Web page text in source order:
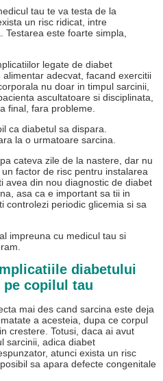
tau te va testa de la
un risc ridicat, intre
este foarte simpla,
legate de diabet
adecvat, facand exercitii
nu doar in timpul sarcinii,
ascultatoare si disciplinata,
final, fara probleme.
ca diabetul sa dispara.
la o urmatoare sarcina.
cateva zile de la nastere, dar nu
factor de risc pentru instalarea
avea din nou diagnostic de diabet
asa ca e important sa tii in
controlezi periodic glicemia si sa
impreuna cu medicul tau si
diabetului
copilul tau
mai des cand sarcina este deja
a acesteia, dupa ce corpul
crestere. Totusi, daca ai avut
sarcinii, adica diabet
atunci exista un risc
sa apara defecte congenitale